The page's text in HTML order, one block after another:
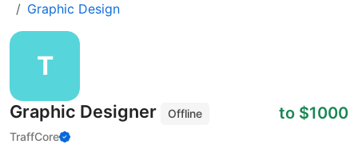
Graphic Design
Graphic Designer
Offline
TraffCore
to $1000